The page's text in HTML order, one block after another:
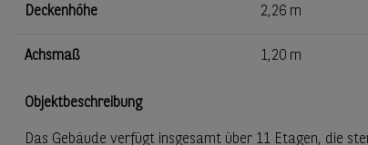
Deckenhöhe 2,26 m
Achsmaß 1,20 m
Objektbeschreibung
Das Gebäude verfügt insgesamt über 11 Etagen, die